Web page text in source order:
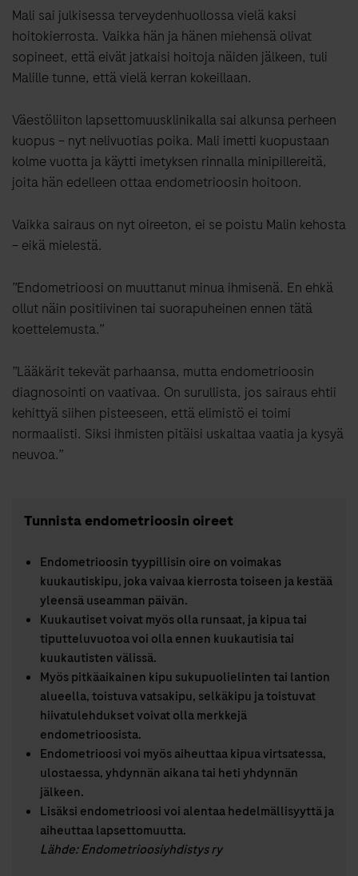
Mali sai julkisessa terveydenhuollossa vielä kaksi
hoitokierrosta. Vaikka hän ja hänen miehensä olivat
sopineet, että eivät jatkaisi hoitoja näiden jälkeen, tuli
Malille tunne, että vielä kerran kokeillaan.
Väestöliiton lapsettomuusklinikalla sai alkunsa perheen
kuopus – nyt nelivuotias poika. Mali imetti kuopustaan
kolme vuotta ja käytti imetyksen rinnalla minipillereitä,
joita hän edelleen ottaa endometrioosin hoitoon.
Vaikka sairaus on nyt oireeton, ei se poistu Malin kehosta
– eikä mielestä.
”Endometrioosi on muuttanut minua ihmisenä. En ehkä
ollut näin positiivinen tai suorapuheinen ennen tätä
koettelemusta.”
”Lääkärit tekevät parhaansa, mutta endometrioosin
diagnosointi on vaativaa. On surullista, jos sairaus ehtii
kehittyä siihen pisteeseen, että elimistö ei toimi
normaalisti. Siksi ihmisten pitäisi uskaltaa vaatia ja kysyä
neuvoa.”
Tunnista endometrioosin oireet
Endometrioosin tyypillisin oire on voimakas
kuukautiskipu, joka vaivaa kierrosta toiseen ja kestää
yleensä useamman päivän.
Kuukautiset voivat myös olla runsaat, ja kipua tai
tiputteluvuotoa voi olla ennen kuukautisia tai
kuukautisten välissä.
Myös pitkäaikainen kipu sukupuolielinten tai lantion
alueella, toistuva vatsakipu, selkäkipu ja toistuvat
hiivatulehdukset voivat olla merkkejä
endometrioosista.
Endometrioosi voi myös aiheuttaa kipua virtsatessa,
ulostaessa, yhdynnän aikana tai heti yhdynnän
jälkeen.
Lisäksi endometrioosi voi alentaa hedelmällisyyttä ja
aiheuttaa lapsettomuutta.
Lähde: Endometrioosiyhdistys ry